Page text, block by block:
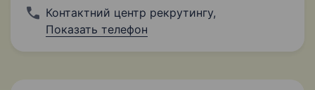
Контактний центр рекрутингу,
Показать телефон